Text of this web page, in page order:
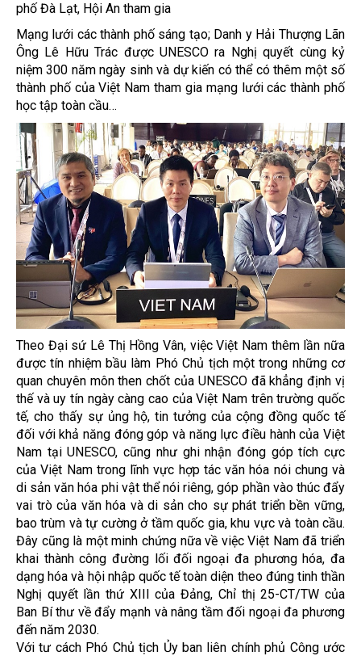
phố Đà Lạt, Hội An tham gia
Mạng lưới các thành phố sáng tạo; Danh y Hải Thượng Lãn
Ông Lê Hữu Trác được UNESCO ra Nghị quyết cùng kỷ
niệm 300 năm ngày sinh và dự kiến có thể có thêm một số
thành phố của Việt Nam tham gia mạng lưới các thành phố
học tập toàn cầu…
Theo Đại sứ Lê Thị Hồng Vân, việc Việt Nam thêm lần nữa
được tín nhiệm bầu làm Phó Chủ tịch một trong những cơ
quan chuyên môn then chốt của UNESCO đã khẳng định vị
thế và uy tín ngày càng cao của Việt Nam trên trường quốc
tế, cho thấy sự ủng hộ, tin tưởng của cộng đồng quốc tế
đối với khả năng đóng góp và năng lực điều hành của Việt
Nam tại UNESCO, cũng như ghi nhận đóng góp tích cực
của Việt Nam trong lĩnh vực hợp tác văn hóa nói chung và
di sản văn hóa phi vật thể nói riêng, góp phần vào thúc đẩy
vai trò của văn hóa và di sản cho sự phát triển bền vững,
bao trùm và tự cường ở tầm quốc gia, khu vực và toàn cầu.
Đây cũng là một minh chứng nữa về việc Việt Nam đã triển
khai thành công đường lối đối ngoại đa phương hóa, đa
dạng hóa và hội nhập quốc tế toàn diện theo đúng tinh thần
Nghị quyết lần thứ XIII của Đảng, Chỉ thị 25-CT/TW của
Ban Bí thư về đẩy mạnh và nâng tầm đối ngoại đa phương
đến năm 2030.
Với tư cách Phó Chủ tịch Ủy ban liên chính phủ Công ước